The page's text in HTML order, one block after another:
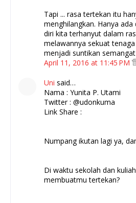
Tapi ... rasa tertekan itu
menghilangkan. Hanya
diri kita terhanyut dalam
melawannya sekuat
menjadi suntikan
April 11, 2016 at 11:45 PM
Uni said…
Nama : Yunita P. Utami
Twitter : @udonkuma
Link Share :
Numpang ikutan lagi ya,
Di waktu sekolah dan
membuatmu tertekan?